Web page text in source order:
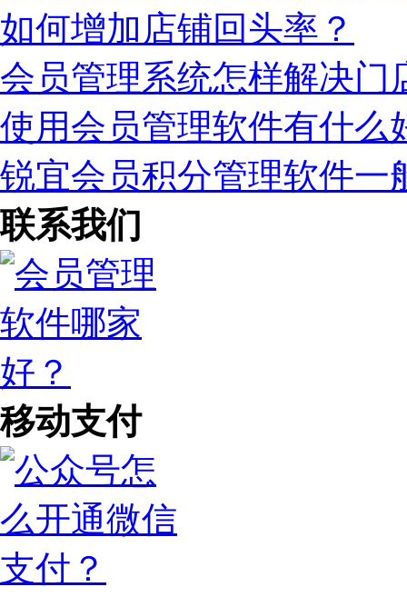
如何增加店铺回头率？
会员管理系统怎样解决门
使用会员管理软件有什么
锐宜会员积分管理软件一
联系我们
移动支付